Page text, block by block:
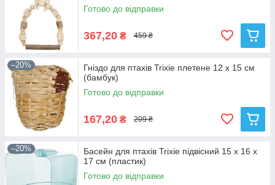
Готово до відправки
367,20 ₴ 459 ₴
–20%
Гніздо для птахів Trixie плетене 12 x 15 см
(бамбук)
Готово до відправки
167,20 ₴ 209 ₴
–20%
Басейн для птахів Trixie підвісний 15 x 16 x
17 см (пластик)
Готово до відправки